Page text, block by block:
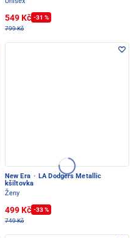
549 Kč -31 %
799 Kč
New Era · LA Dodgers Metallic
kšiltovka
Ženy
499 Kč -33 %
749 Kč